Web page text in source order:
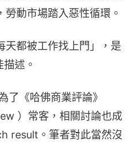
動市場踏入惡性循環。
天都被工作找上門」，是
述。
了《哈佛商業評論》
）常客，相關討論也成
result。筆者對此當然沒